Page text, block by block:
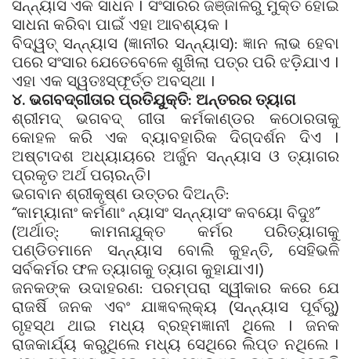
ସାଧନା କରିବା ପାଇଁ ଏହା ଆବଶ୍ୟକ ।
ବିଦ୍ୱତ୍ ସନ୍ନ୍ୟାସ (ଜ୍ଞାନୀର ସନ୍ନ୍ୟାସ): ଜ୍ଞାନ ଲାଭ ହେବା
ପରେ ସଂସାର ଯେତେବେଳେ ଶୁଖିଲା ପତ୍ର ପରି ଝଡ଼ିଯାଏ ।
ଏହା ଏକ ସ୍ୱତଃସ୍ଫୂର୍ତ୍ତ ଅବସ୍ଥା ।
୪. ଭଗବଦ୍‌ଗୀତାର ପ୍ରତିଯୁକ୍ତି: ଅନ୍ତରର ତ୍ୟାଗ
ଶ୍ରୀମଦ୍ ଭଗବଦ୍ ଗୀତା କର୍ମକାଣ୍ଡର କଠୋରତାକୁ
କୋହଳ କରି ଏକ ବ୍ୟାବହାରିକ ଦିଗ୍‌ଦର୍ଶନ ଦିଏ ।
ଅଷ୍ଟାଦଶ ଅଧ୍ୟାୟରେ ଅର୍ଜୁନ ସନ୍ନ୍ୟାସ ଓ ତ୍ୟାଗର
ପ୍ରକୃତ ଅର୍ଥ ପଚାରନ୍ତି।
ଭଗବାନ ଶ୍ରୀକୃଷ୍ଣ ଉତ୍ତର ଦିଅନ୍ତି:
“କାମ୍ୟାନାଂ କର୍ମଣାଂ ନ୍ୟାସଂ ସନ୍ନ୍ୟାସଂ କବୟୋ ବିଦୁଃ”
(ଅର୍ଥାତ୍: କାମନାଯୁକ୍ତ କର୍ମର ପରିତ୍ୟାଗକୁ
ପଣ୍ଡିତମାନେ ସନ୍ନ୍ୟାସ ବୋଲି କୁହନ୍ତି, ସେହିଭଳି
ସର୍ବକର୍ମର ଫଳ ତ୍ୟାଗକୁ ତ୍ୟାଗ କୁହାଯାଏ।)
ଜନକଙ୍କ ଉଦାହରଣ: ପରମ୍ପରା ସ୍ୱୀକାର କରେ ଯେ
ରାଜର୍ଷି ଜନକ ଏବଂ ଯାଜ୍ଞବଲ୍କ୍ୟ (ସନ୍ନ୍ୟାସ ପୂର୍ବରୁ)
ଗୃହସ୍ଥ ଥାଇ ମଧ୍ୟ ବ୍ରହ୍ମଜ୍ଞାନୀ ଥିଲେ । ଜନକ
ରାଜକାର୍ଯ୍ୟ କରୁଥିଲେ ମଧ୍ୟ ସେଥିରେ ଲିପ୍ତ ନଥିଲେ ।